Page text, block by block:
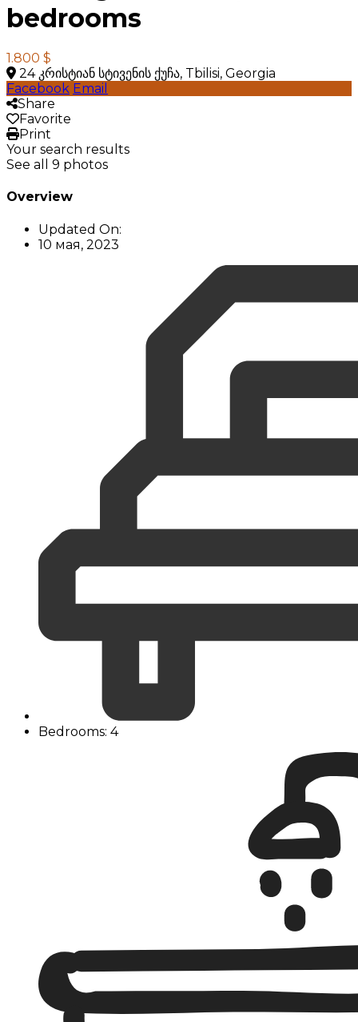
bedrooms
1.800 $
24 კრისტიან სტივენის ქუჩა, Tbilisi, Georgia
Facebook Email
Share
Favorite
Print
Your search results
See all 9 photos
Overview
Updated On:
10 мая, 2023
Bedrooms: 4